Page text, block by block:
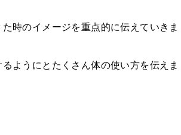
時のイメージを重点的に伝えていきま
ようにとたくさん体の使い方を伝えま